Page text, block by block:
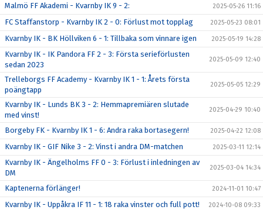
Malmö FF Akademi - Kvarnby IK 9 - 2: 2025-05-26 11:16
FC Staffanstorp - Kvarnby IK 2 - 0: Förlust mot topplag 2025-05-23 08:01
Kvarnby IK - BK Höllviken 6 - 1: Tillbaka som vinnare igen 2025-05-19 14:28
Kvarnby IK - IK Pandora FF 2 - 3: Första serieförlusten
sedan 2023
2025-05-09 12:40
Trelleborgs FF Academy - Kvarnby IK 1 - 1: Årets första
poängtapp
2025-05-05 12:29
Kvarnby IK - Lunds BK 3 - 2: Hemmapremiären slutade
med vinst!
2025-04-29 10:40
Borgeby FK - Kvarnby IK 1 - 6: Andra raka bortasegern! 2025-04-22 12:08
Kvarnby IK - GIF Nike 3 - 2: Vinst i andra DM-matchen 2025-03-11 12:14
Kvarnby IK - Ängelholms FF 0 - 3: Förlust i inledningen av
DM
2025-03-04 14:34
Kaptenerna förlänger! 2024-11-01 10:47
Kvarnby IK - Uppåkra IF 11 - 1: 18 raka vinster och full pott! 2024-10-08 09:33